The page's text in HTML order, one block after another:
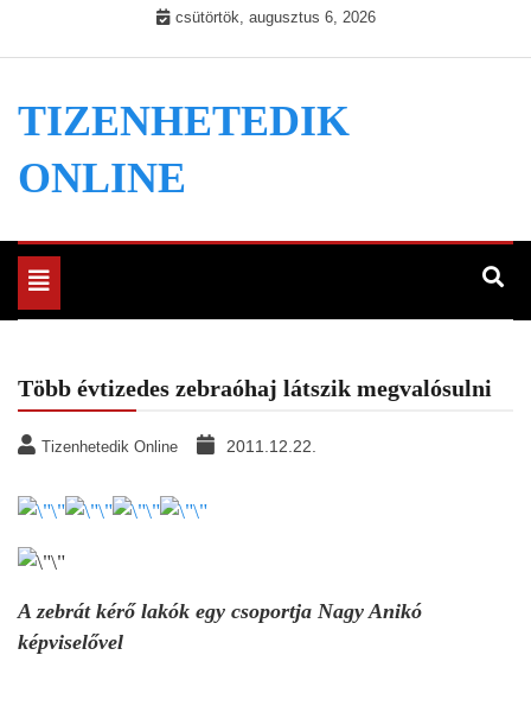
csütörtök, augusztus 6, 2026
TIZENHETEDIK
ONLINE
Toggle
navigation
Több évtizedes zebraóhaj látszik megvalósulni
Tizenhetedik Online 2011.12.22.
A zebrát kérő lakók egy csoportja Nagy Anikó
képviselővel